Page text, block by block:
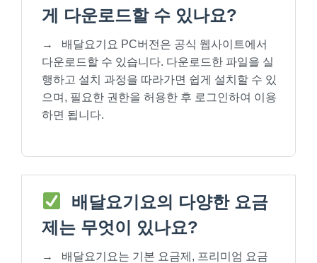
게 다운로드할 수 있나요?
→
배달요기요 PC버전은 공식 웹사이트에서
다운로드할 수 있습니다. 다운로드한 파일을 실
행하고 설치 과정을 따라가면 쉽게 설치할 수 있
으며, 필요한 권한을 허용한 후 로그인하여 이용
하면 됩니다.
배달요기요의 다양한 요금
제는 무엇이 있나요?
→
배달요기요는 기본 요금제, 프리미엄 요금